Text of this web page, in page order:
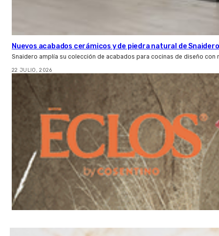
Nuevos acabados cerámicos y de piedra natural de Snaidero
Snaidero amplía su colección de acabados para cocinas de diseño
22 JULIO, 2026